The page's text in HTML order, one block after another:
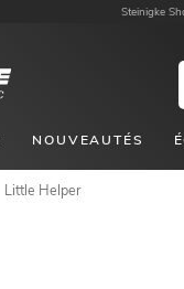
Steinigke
NOUVEAUTÉS
Little Helper